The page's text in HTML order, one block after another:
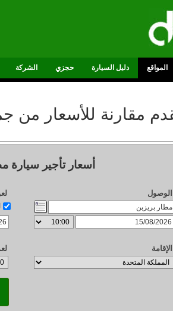
المواقع دليل السيارة حجزي الشركة
مقارنة للأسعار من
أسعار تأجير سيارة
الوصول
الإقامة